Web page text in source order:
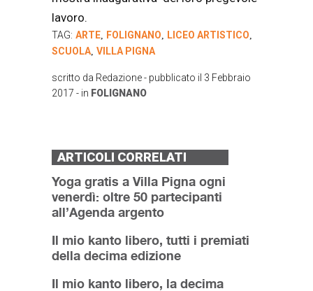
lavoro.
TAG: ARTE, FOLIGNANO, LICEO ARTISTICO,
SCUOLA, VILLA PIGNA
scritto da Redazione- pubblicato il 3 Febbraio
2017 - in FOLIGNANO
ARTICOLI CORRELATI
Yoga gratis a Villa Pigna ogni
venerdì: oltre 50 partecipanti
all’Agenda argento
Il mio kanto libero, tutti i premiati
della decima edizione
Il mio kanto libero, la decima